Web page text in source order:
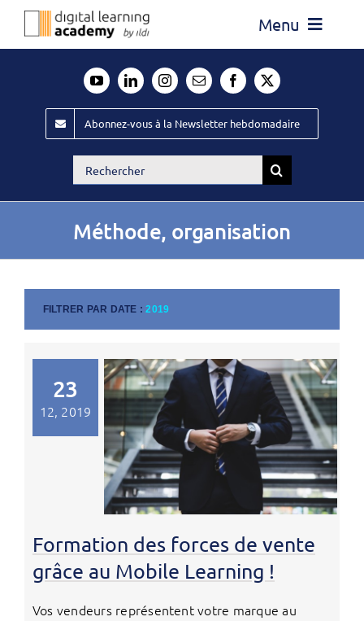
Passer
Menu
Évènements ILDI
Offres d’emploi
Publiez
Contact
Abonnez-vous à la Newsletter hebdomadaire
Rechercher:
Méthode, organisation
FILTRER PAR DATE :2019
23
12, 2019
Formation des forces de vente
grâce au Mobile Learning !
Vos vendeurs représentent votre marque au